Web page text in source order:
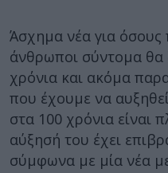
Άσχημα νέα για όσους
άνθρωποι σύντομα θα
χρόνια και ακόμα
που έχουμε να
στα 100 χρόνια είναι
αύξησή του έχει
σύμφωνα με μία νέα